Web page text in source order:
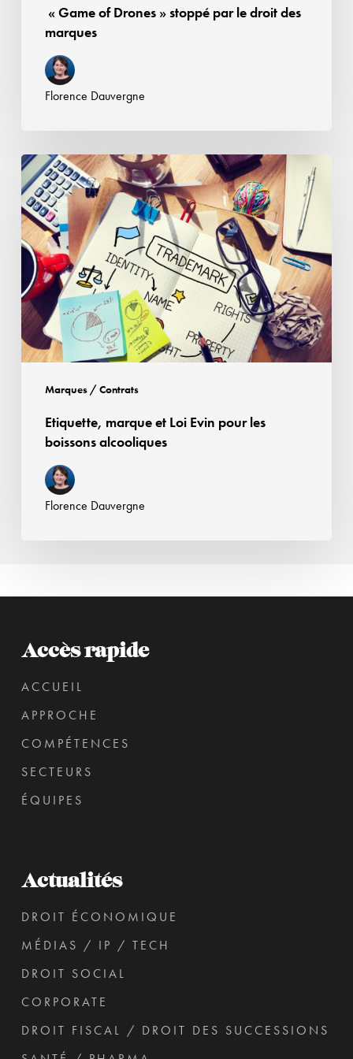
« Game of Drones » stoppé par le droit des
marques
Florence Dauvergne
Marques / Contrats
Etiquette,
marque
et
Loi
Evin
pour
les
boissons
alcooliques
Etiquette, marque et Loi Evin pour les
boissons alcooliques
Florence Dauvergne
Accès rapide
ACCUEIL
APPROCHE
COMPÉTENCES
SECTEURS
ÉQUIPES
Actualités
DROIT ÉCONOMIQUE
MÉDIAS / IP / TECH
DROIT SOCIAL
CORPORATE
DROIT FISCAL / DROIT DES SUCCESSIONS